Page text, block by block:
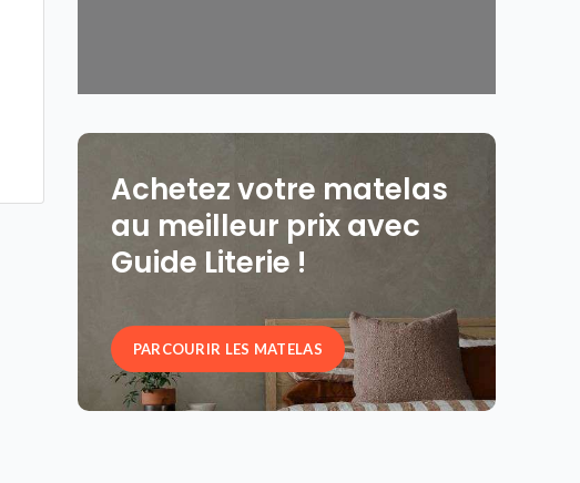
Achetez votre matelas
au meilleur prix avec
Guide Literie !
PARCOURIR LES MATELAS